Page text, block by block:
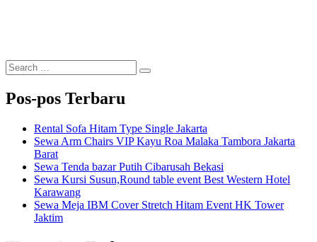
Search
for:
Search
Pos-pos Terbaru
Rental Sofa Hitam Type Single Jakarta
Sewa Arm Chairs VIP Kayu Roa Malaka Tambora Jakarta
Barat
Sewa Tenda bazar Putih Cibarusah Bekasi
Sewa Kursi Susun,Round table event Best Western Hotel
Karawang
Sewa Meja IBM Cover Stretch Hitam Event HK Tower
Jaktim